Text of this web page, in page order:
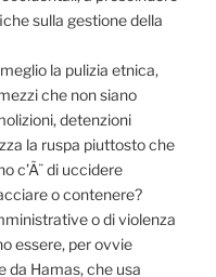
sulla gestione della
la pulizia etnica,
che non siano
detenzioni
la ruspa piuttosto che
c’Ã¨ di uccidere
o contenere?
o di violenza
essere, per ovvie
da Hamas, che usa